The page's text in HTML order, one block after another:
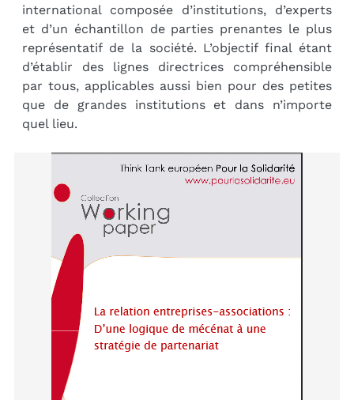
international composée d’institutions, d’experts
et d’un échantillon de parties prenantes le plus
représentatif de la société. L’objectif final étant
d’établir des lignes directrices compréhensible
par tous, applicables aussi bien pour des petites
que de grandes institutions et dans n’importe
quel lieu.